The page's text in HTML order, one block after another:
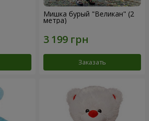
Мишка бурый "Великан" (2
метра)
Заказать